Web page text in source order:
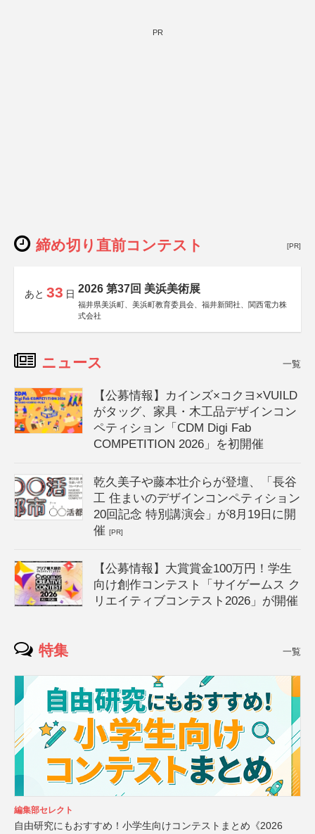
PR
締め切り直前コンテスト [PR]
あと 33 日 2026 第37回 美浜美術展
福井県美浜町、美浜町教育委員会、福井新聞社、関西電力株
式会社
ニュース 一覧
【公募情報】カインズ×コクヨ×VUILD
がタッグ、家具・木工品デザインコン
ペティション「CDM Digi Fab
COMPETITION 2026」を初開催
乾久美子や藤本壮介らが登壇、「長谷
工 住まいのデザインコンペティション
20回記念 特別講演会」が8月19日に開
催[PR]
【公募情報】大賞賞金100万円！学生
向け創作コンテスト「サイゲームス ク
リエイティブコンテスト2026」が開催
特集 一覧
編集部セレクト
自由研究にもおすすめ！小学生向けコンテストまとめ《2026